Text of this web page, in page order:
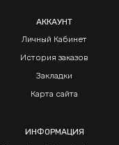
АККАУНТ
Личный Кабинет
История заказов
Закладки
Карта сайта
ИНФОРМАЦИЯ